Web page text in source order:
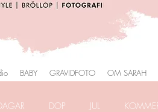
DOP JUL
BABY GRAVIDFOTO OM SARAH